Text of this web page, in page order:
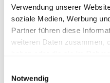
Verwendung unserer
soziale Medien, Werbung
Partner führen diese
weiteren Daten zusammen,
Notwendig